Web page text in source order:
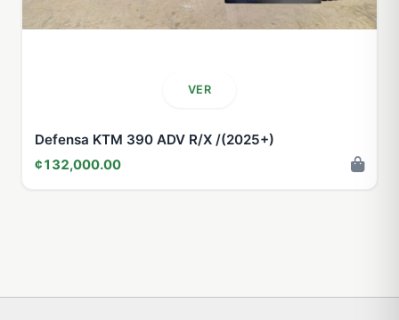
VER
Defensa KTM 390 ADV R/X /(2025+)
¢132,000.00